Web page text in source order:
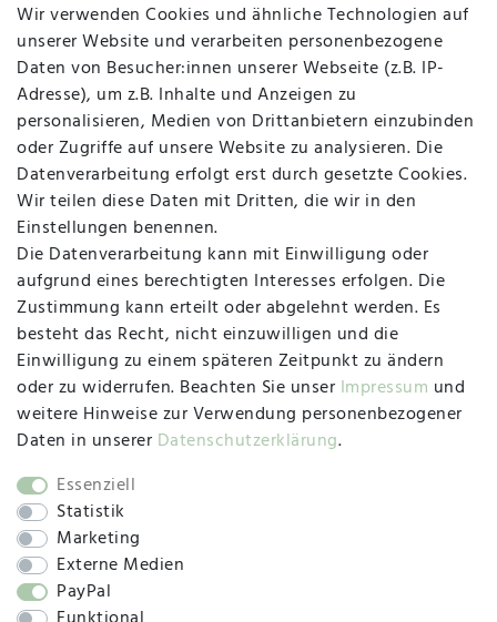
Widerruf
Vertrag widerrufen Kontakt
MAPALI VOR ORT
Herzogstraße 10
47533 Kleve
Montag, Dienstag, Donnerstag, Freitag
09:00 Uhr bis 13:00 Uhr
Mittwoch
09:00 Uhr bis 12:00 Uhr
SOCIAL
Wir verwenden Cookies und ähnliche Technologien auf
unserer Website und verarbeiten personenbezogene
Daten von Besucher:innen unserer Webseite (z.B. IP-
Adresse), um z.B. Inhalte und Anzeigen zu
personalisieren, Medien von Drittanbietern einzubinden
oder Zugriffe auf unsere Website zu analysieren. Die
Datenverarbeitung erfolgt erst durch gesetzte Cookies.
Wir teilen diese Daten mit Dritten, die wir in den
Einstellungen benennen.
Die Datenverarbeitung kann mit Einwilligung oder
aufgrund eines berechtigten Interesses erfolgen. Die
Zustimmung kann erteilt oder abgelehnt werden. Es
besteht das Recht, nicht einzuwilligen und die
Einwilligung zu einem späteren Zeitpunkt zu ändern
oder zu widerrufen. Beachten Sie unser Impressum und
weitere Hinweise zur Verwendung personenbezogener
Daten in unserer Daten­schutz­erklärung.
Essenziell
Statistik
Marketing
Externe Medien
PayPal